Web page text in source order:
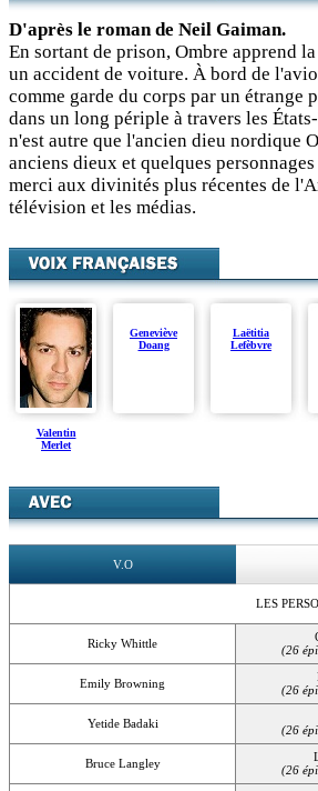
D'après le roman de Neil Gaiman.
En sortant de prison, Ombre apprend
un accident de voiture. À bord de
comme garde du corps par un étrange
dans un long périple à travers les
n'est autre que l'ancien dieu nordique
anciens dieux et quelques
merci aux divinités plus récentes de
télévision et les médias.
Valentin
Merlet
Geneviève
Doang
Laëtitia
Lefèbvre
V.O
LES
Ricky Whittle
(26
Emily Browning
(26
Yetide Badaki
(26
Bruce Langley
(26